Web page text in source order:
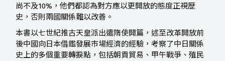
尚不及10%，他們都認為對方應以更開放的態度正視歷
史，否則兩國關係難以改善。
本書以七世紀推古天皇派出遣隋使開篇，述至改革開放前
後中國向日本借鑑發展市場經濟的經驗，考察了中日關係
史上的多個重要轉捩點，包括朝貢貿易、甲午戰爭、殖民